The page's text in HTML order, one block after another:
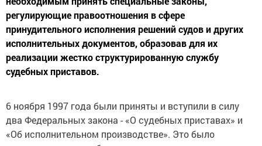
регулирующие правоотношения в сфере
принудительного исполнения решений судов и других
исполнительных документов, образовав для их
реализации жестко структурированную службу
судебных приставов.
6 ноября 1997 года были приняты и вступили в силу
два Федеральных закона - «О судебных приставах» и
«Об исполнительном производстве». Это было